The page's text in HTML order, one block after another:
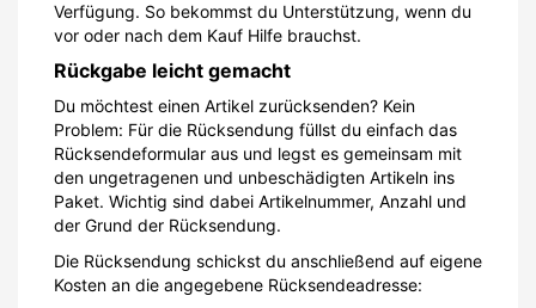
Verfügung. So bekommst du Unterstützung, wenn du
vor oder nach dem Kauf Hilfe brauchst.
Rückgabe leicht gemacht
Du möchtest einen Artikel zurücksenden? Kein
Problem: Für die Rücksendung füllst du einfach das
Rücksendeformular aus und legst es gemeinsam mit
den ungetragenen und unbeschädigten Artikeln ins
Paket. Wichtig sind dabei Artikelnummer, Anzahl und
der Grund der Rücksendung.
Die Rücksendung schickst du anschließend auf eigene
Kosten an die angegebene Rücksendeadresse: